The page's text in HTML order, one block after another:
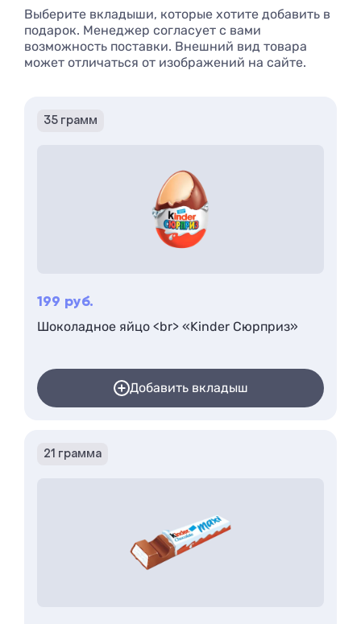
Выберите вкладыши, которые хотите добавить в
подарок. Менеджер согласует с вами
возможность поставки. Внешний вид товара
может отличаться от изображений на сайте.
35 грамм
199 руб.
Шоколадное яйцо <br> «Kinder Сюрприз»
Добавить вкладыш
21 грамма